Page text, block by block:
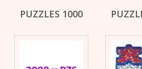
PUZZLES 1000